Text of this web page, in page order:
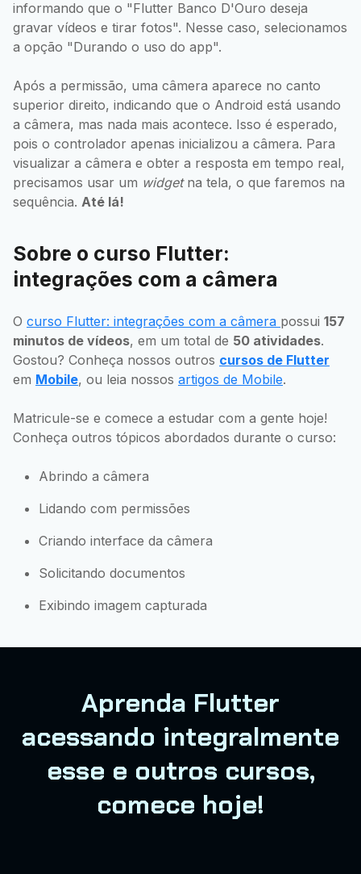
informando que o "Flutter Banco D'Ouro deseja
gravar vídeos e tirar fotos". Nesse caso, selecionamos
a opção "Durando o uso do app".
Após a permissão, uma câmera aparece no canto
superior direito, indicando que o Android está usando
a câmera, mas nada mais acontece. Isso é esperado,
pois o controlador apenas inicializou a câmera. Para
visualizar a câmera e obter a resposta em tempo real,
precisamos usar um widgetna tela, o que faremos na
sequência. Até lá!
Sobre o curso Flutter:
integrações com a câmera
O curso Flutter: integrações com a câmera possui 157
minutos de vídeos, em um total de 50 atividades.
Gostou? Conheça nossos outros cursos de Flutter
em Mobile, ou leia nossos artigos de Mobile.
Matricule-se e comece a estudar com a gente hoje!
Conheça outros tópicos abordados durante o curso:
Abrindo a câmera
Lidando com permissões
Criando interface da câmera
Solicitando documentos
Exibindo imagem capturada
Aprenda Flutter
acessando integralmente
esse e outros cursos,
comece hoje!